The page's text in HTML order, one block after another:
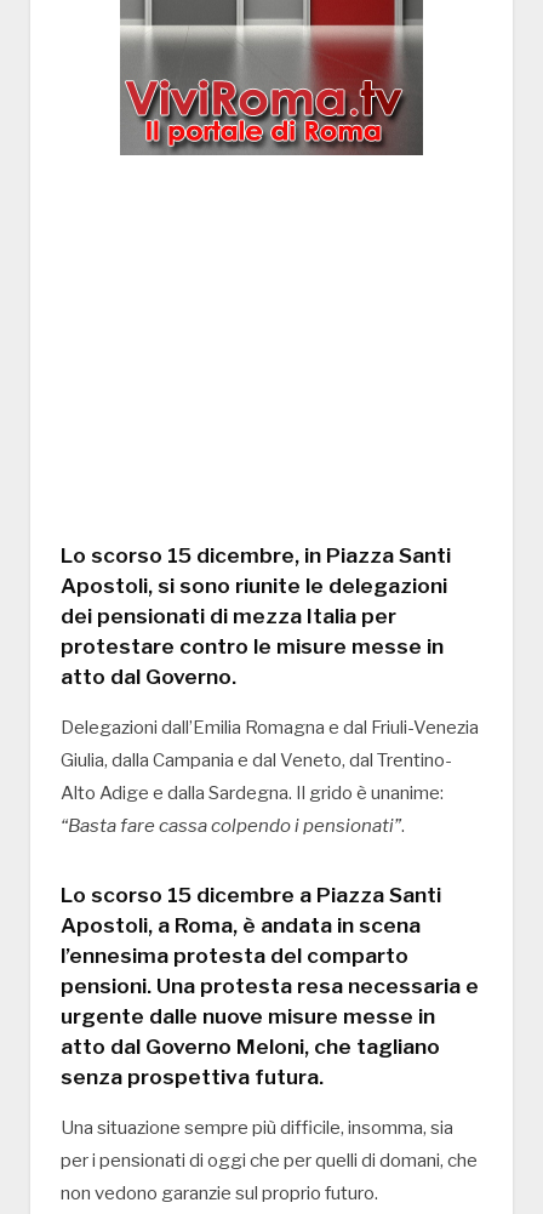
Lo scorso 15 dicembre, in Piazza Santi
Apostoli, si sono riunite le delegazioni
dei pensionati di mezza Italia per
protestare contro le misure messe in
atto dal Governo.
Delegazioni dall’Emilia Romagna e dal Friuli-Venezia
Giulia, dalla Campania e dal Veneto, dal Trentino-
Alto Adige e dalla Sardegna. Il grido è unanime:
“Basta fare cassa colpendo i pensionati”.
Lo scorso 15 dicembre a Piazza Santi
Apostoli, a Roma, è andata in scena
l’ennesima protesta del comparto
pensioni. Una protesta resa necessaria e
urgente dalle nuove misure messe in
atto dal Governo Meloni, che tagliano
senza prospettiva futura.
Una situazione sempre più difficile, insomma, sia
per i pensionati di oggi che per quelli di domani, che
non vedono garanzie sul proprio futuro.